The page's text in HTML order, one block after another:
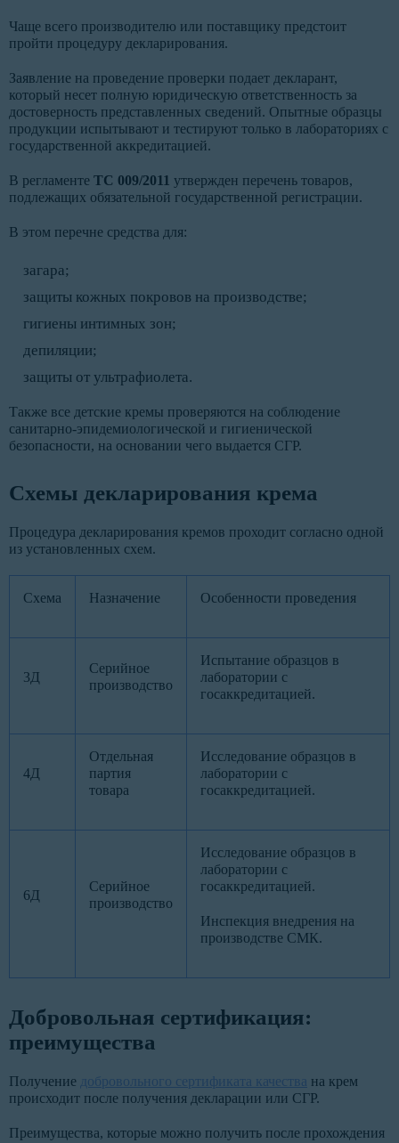
Чаще всего производителю или поставщику предстоит
пройти процедуру декларирования.
Заявление на проведение проверки подает декларант,
который несет полную юридическую ответственность за
достоверность представленных сведений. Опытные образцы
продукции испытывают и тестируют только в лабораториях с
государственной аккредитацией.
В регламенте ТС 009/2011 утвержден перечень товаров,
подлежащих обязательной государственной регистрации.
В этом перечне средства для:
загара;
защиты кожных покровов на производстве;
гигиены интимных зон;
депиляции;
защиты от ультрафиолета.
Также все детские кремы проверяются на соблюдение
санитарно-эпидемиологической и гигиенической
безопасности, на основании чего выдается СГР.
Схемы декларирования крема
Процедура декларирования кремов проходит согласно одной
из установленных схем.
Схема Назначение Особенности проведения
3Д
Серийное
производство
Испытание образцов в
лаборатории с
госаккредитацией.
4Д
Отдельная
партия
товара
Исследование образцов в
лаборатории с
госаккредитацией.
6Д
Серийное
производство
Исследование образцов в
лаборатории с
госаккредитацией.
Инспекция внедрения на
производстве СМК.
Добровольная сертификация:
преимущества
Получение добровольного сертификата качества на крем
происходит после получения декларации или СГР.
Преимущества, которые можно получить после прохождения